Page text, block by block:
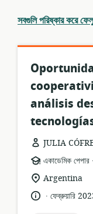
সবগুলি পরিষ্কার করে
análisis
JULIA
তথ্যসম্পদের
ফর্ম্যাট:
একাডেমিক পেপার .
প্রাসঙ্গিকতার
Argentina
ভাষা: .
প্রকাশনারফেব্রুয়ারি